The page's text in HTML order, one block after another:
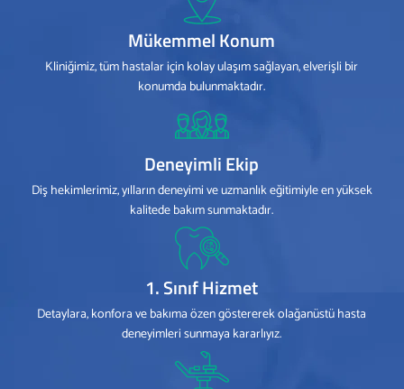
Mükemmel Konum
Kliniğimiz, tüm hastalar için kolay ulaşım sağlayan, elverişli bir
konumda bulunmaktadır.
Deneyimli Ekip
Diş hekimlerimiz, yılların deneyimi ve uzmanlık eğitimiyle en yüksek
kalitede bakım sunmaktadır.
1. Sınıf Hizmet
Detaylara, konfora ve bakıma özen göstererek olağanüstü hasta
deneyimleri sunmaya kararlıyız.